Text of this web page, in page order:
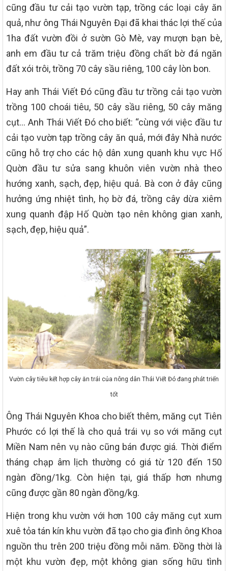
cũng đầu tư cải tạo vườn tạp, trồng các loại cây ăn
quả, như ông Thái Nguyên Đại đã khai thác lợi thế của
1ha đất vườn đồi ở sườn Gò Mè, vay mượn bạn bè,
anh em đầu tư cả trăm triệu đồng chất bờ đá ngăn
đất xói trôi, trồng 70 cây sầu riêng, 100 cây lòn bon.
Hay anh Thái Viết Đó cũng đầu tư trồng cải tạo vườn
trồng 100 choái tiêu, 50 cây sầu riêng, 50 cây măng
cụt… Anh Thái Viết Đó cho biết: “cùng với việc đầu tư
cải tạo vườn tạp trồng cây ăn quả, mới đây Nhà nước
cũng hỗ trợ cho các hộ dân xung quanh khu vực Hố
Quờn đầu tư sửa sang khuôn viên vườn nhà theo
hướng xanh, sạch, đẹp, hiệu quả. Bà con ở đây cũng
hưởng ứng nhiệt tình, họ bờ đá, trồng cây dừa xiêm
xung quanh đập Hố Quờn tạo nên không gian xanh,
sạch, đẹp, hiệu quả”.
Vườn cây tiêu kết hợp cây ăn trái của nông dân Thái Viết Đó đang phát triển
tốt
Ông Thái Nguyên Khoa cho biết thêm, măng cụt Tiên
Phước có lợi thế là cho quả trái vụ so với măng cụt
Miền Nam nên vụ nào cũng bán được giá. Thời điểm
tháng chạp âm lịch thường có giá từ 120 đến 150
ngàn đồng/1kg. Còn hiện tại, giá thấp hơn nhưng
cũng được gần 80 ngàn đồng/kg.
Hiện trong khu vườn với hơn 100 cây măng cụt xum
xuê tỏa tán kín khu vườn đã tạo cho gia đình ông Khoa
nguồn thu trên 200 triệu đồng mỗi năm. Đồng thời là
một khu vườn đẹp, một không gian sống hữu tình